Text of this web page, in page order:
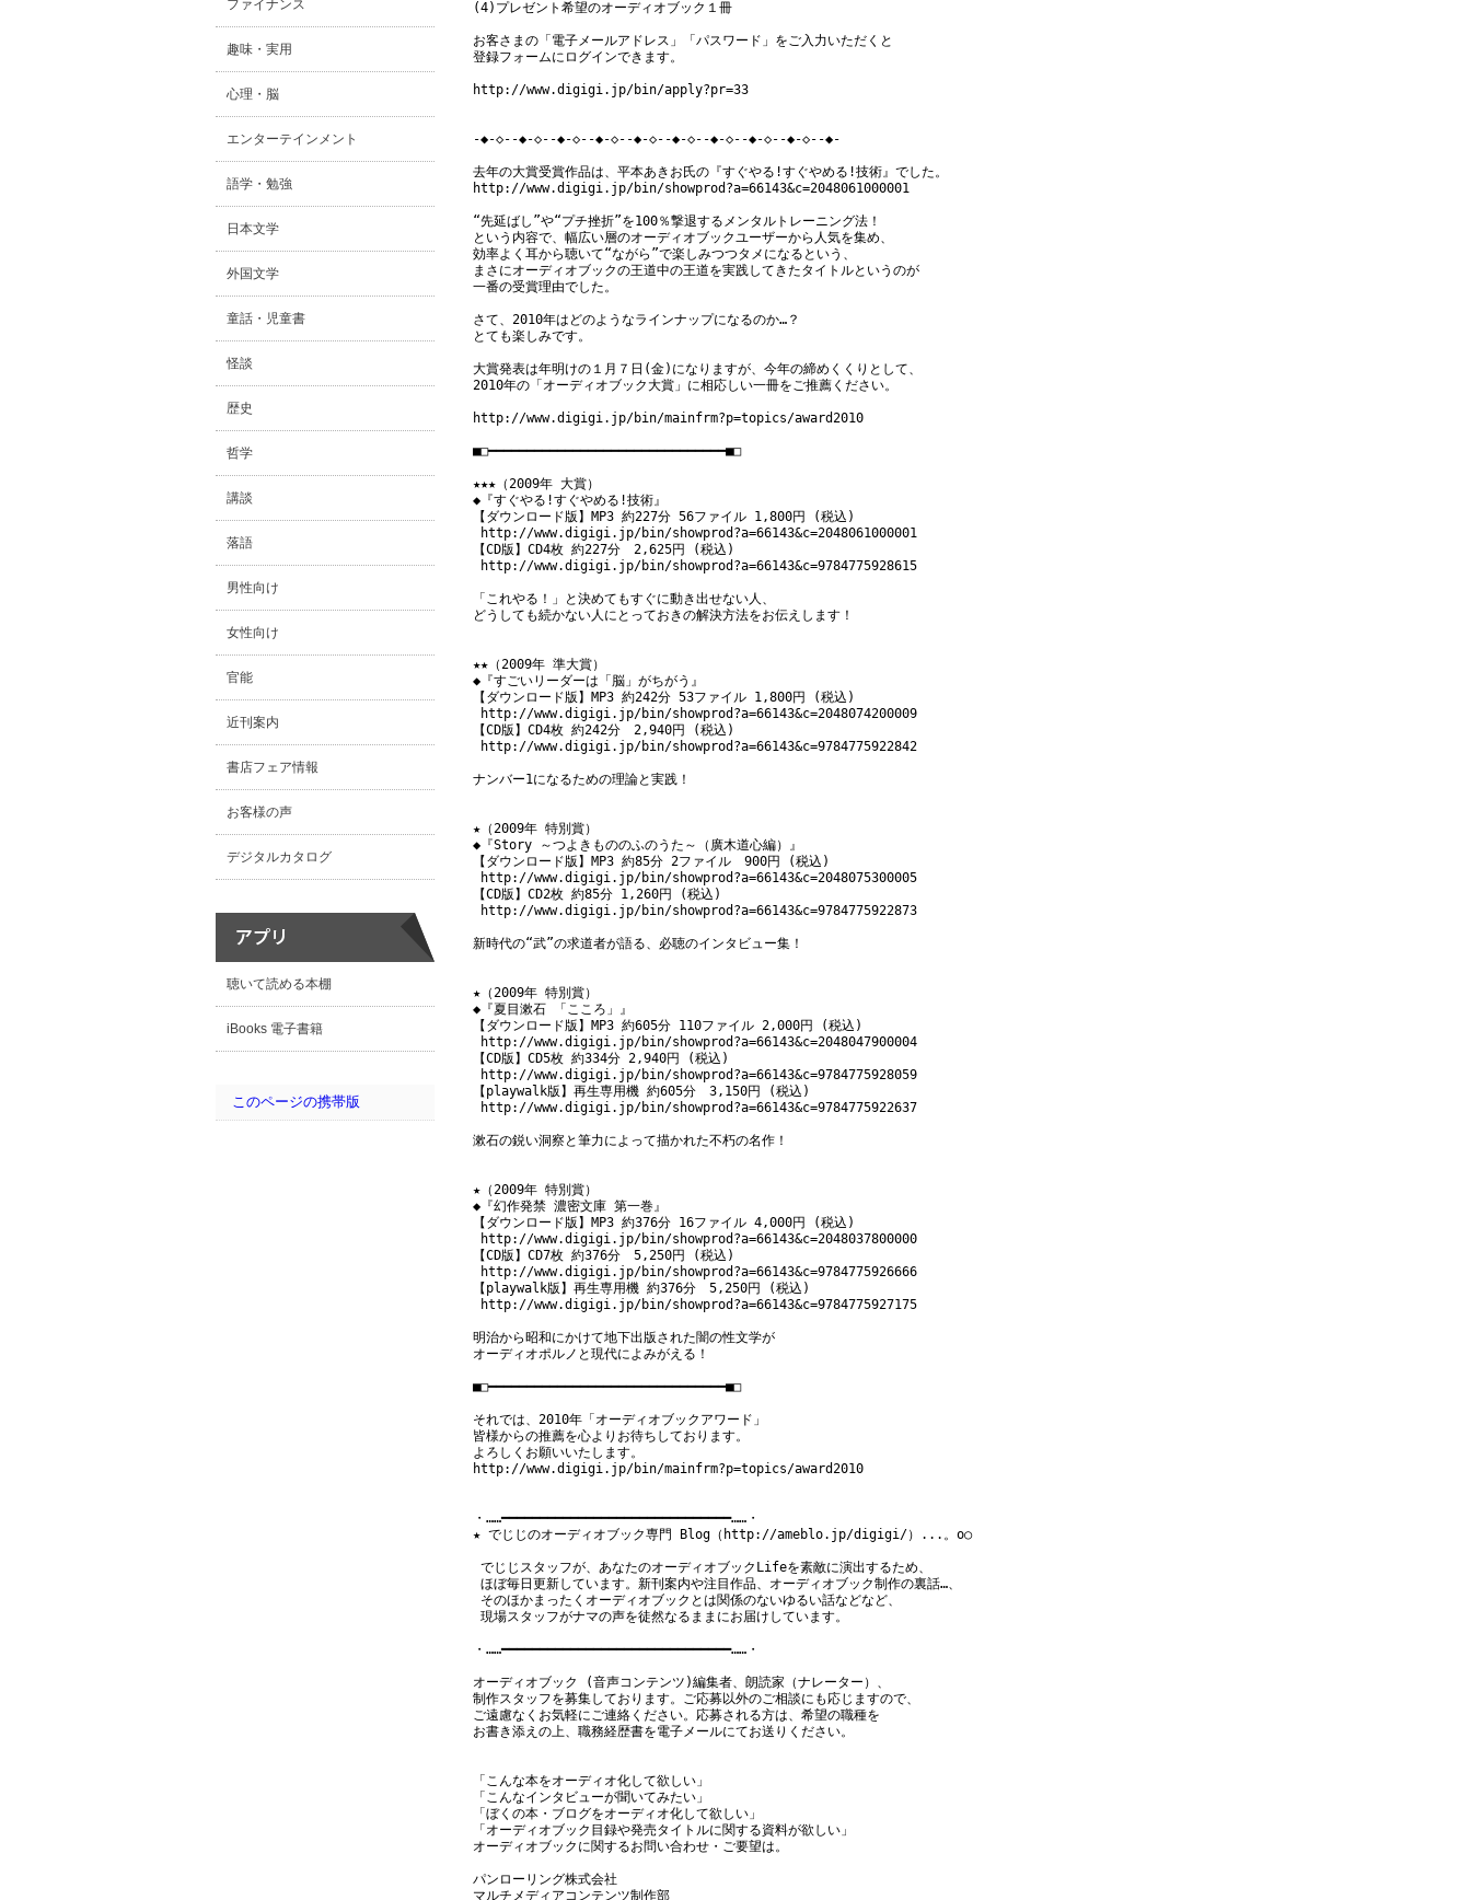
ファイナンス
趣味・実用
心理・脳
エンターテインメント
語学・勉強
日本文学
外国文学
童話・児童書
怪談
歴史
哲学
講談
落語
男性向け
女性向け
官能
近刊案内
書店フェア情報
お客様の声
デジタルカタログ
聴いて読める本棚
iBooks 電子書籍
このページの携帯版
(4)プレゼント希望のオーディオブック１冊
お客さまの「電子メールアドレス」「パスワード」をご入力いただくと
登録フォームにログインできます。
http://www.digigi.jp/bin/apply?pr=33
-◆-◇--◆-◇--◆-◇--◆-◇--◆-◇--◆-◇--◆-◇--◆-◇--◆-◇--◆-
去年の大賞受賞作品は、平本あきお氏の『すぐやる!すぐやめる!技術』でした。
http://www.digigi.jp/bin/showprod?a=66143&c=2048061000001
“先延ばし”や“プチ挫折”を100％撃退するメンタルトレーニング法！
という内容で、幅広い層のオーディオブックユーザーから人気を集め、
効率よく耳から聴いて“ながら”で楽しみつつタメになるという、
まさにオーディオブックの王道中の王道を実践してきたタイトルというのが
一番の受賞理由でした。
さて、2010年はどのようなラインナップになるのか…？
とても楽しみです。
大賞発表は年明けの１月７日(金)になりますが、今年の締めくくりとして、
2010年の「オーディオブック大賞」に相応しい一冊をご推薦ください。
http://www.digigi.jp/bin/mainfrm?p=topics/award2010
■□━━━━━━━━━━━━━━━━━━━━━━━━━━━━━━━■□
★★★（2009年 大賞）
◆『すぐやる!すぐやめる!技術』
【ダウンロード版】MP3 約227分 56ファイル 1,800円 (税込)
http://www.digigi.jp/bin/showprod?a=66143&c=2048061000001
【CD版】CD4枚 約227分　2,625円 (税込)
http://www.digigi.jp/bin/showprod?a=66143&c=9784775928615
「これやる！」と決めてもすぐに動き出せない人、
どうしても続かない人にとっておきの解決方法をお伝えします！
★★（2009年 準大賞）
◆『すごいリーダーは「脳」がちがう』
【ダウンロード版】MP3 約242分 53ファイル 1,800円 (税込)
http://www.digigi.jp/bin/showprod?a=66143&c=2048074200009
【CD版】CD4枚 約242分　2,940円 (税込)
http://www.digigi.jp/bin/showprod?a=66143&c=9784775922842
ナンバー1になるための理論と実践！
★（2009年 特別賞）
◆『Story ～つよきもののふのうた～（廣木道心編）』
【ダウンロード版】MP3 約85分 2ファイル　900円 (税込)
http://www.digigi.jp/bin/showprod?a=66143&c=2048075300005
【CD版】CD2枚 約85分 1,260円 (税込)
http://www.digigi.jp/bin/showprod?a=66143&c=9784775922873
新時代の“武”の求道者が語る、必聴のインタビュー集！
★（2009年 特別賞）
◆『夏目漱石 「こころ」』
【ダウンロード版】MP3 約605分 110ファイル 2,000円 (税込)
http://www.digigi.jp/bin/showprod?a=66143&c=2048047900004
【CD版】CD5枚 約334分 2,940円 (税込)
http://www.digigi.jp/bin/showprod?a=66143&c=9784775928059
【playwalk版】再生専用機 約605分　3,150円 (税込)
http://www.digigi.jp/bin/showprod?a=66143&c=9784775922637
漱石の鋭い洞察と筆力によって描かれた不朽の名作！
★（2009年 特別賞）
◆『幻作発禁 濃密文庫 第一巻』
【ダウンロード版】MP3 約376分 16ファイル 4,000円 (税込)
http://www.digigi.jp/bin/showprod?a=66143&c=2048037800000
【CD版】CD7枚 約376分　5,250円 (税込)
http://www.digigi.jp/bin/showprod?a=66143&c=9784775926666
【playwalk版】再生専用機 約376分　5,250円 (税込)
http://www.digigi.jp/bin/showprod?a=66143&c=9784775927175
明治から昭和にかけて地下出版された闇の性文学が
オーディオポルノと現代によみがえる！
■□━━━━━━━━━━━━━━━━━━━━━━━━━━━━━━━■□
それでは、2010年「オーディオブックアワード」
皆様からの推薦を心よりお待ちしております。
よろしくお願いいたします。
http://www.digigi.jp/bin/mainfrm?p=topics/award2010
・……━━━━━━━━━━━━━━━━━━━━━━━━━━━━━━……・
★ でじじのオーディオブック専門 Blog（http://ameblo.jp/digigi/）...。o○
でじじスタッフが、あなたのオーディオブックLifeを素敵に演出するため、
ほぼ毎日更新しています。新刊案内や注目作品、オーディオブック制作の裏話…、
そのほかまったくオーディオブックとは関係のないゆるい話などなど、
現場スタッフがナマの声を徒然なるままにお届けしています。
・……━━━━━━━━━━━━━━━━━━━━━━━━━━━━━━……・
オーディオブック (音声コンテンツ)編集者、朗読家（ナレーター）、
制作スタッフを募集しております。ご応募以外のご相談にも応じますので、
ご遠慮なくお気軽にご連絡ください。応募される方は、希望の職種を
お書き添えの上、職務経歴書を電子メールにてお送りください。
「こんな本をオーディオ化して欲しい」
「こんなインタビューが聞いてみたい」
「ぼくの本・ブログをオーディオ化して欲しい」
「オーディオブック目録や発売タイトルに関する資料が欲しい」
オーディオブックに関するお問い合わせ・ご要望は。
パンローリング株式会社
マルチメディアコンテンツ制作部